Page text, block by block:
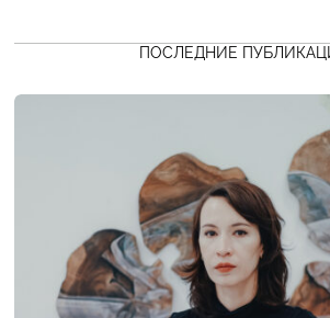
ПОСЛЕДНИЕ